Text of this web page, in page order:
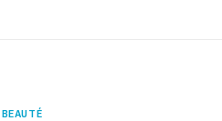
BEAUTÉ